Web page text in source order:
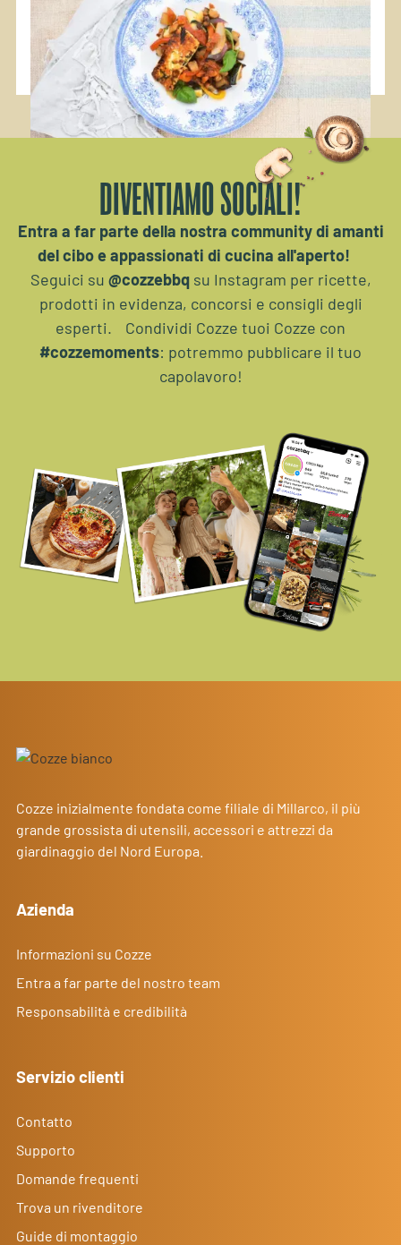
Ratatouille con Halloumi marinato
Una ricetta vivace e diversa.
DIVENTIAMO SOCIALI!
Entra a far parte della nostra community di amanti
del cibo e appassionati di cucina all'aperto!
Seguici su @cozzebbqsu Instagram per ricette,
prodotti in evidenza, concorsi e consigli degli
esperti. Condividi Cozze tuoi Cozze con
#cozzemoments: potremmo pubblicare il tuo
capolavoro!
Cozze inizialmente fondata come filiale di Millarco, il più
grande grossista di utensili, accessori e attrezzi da
giardinaggio del Nord Europa.
Azienda
Informazioni su Cozze
Entra a far parte del nostro team
Responsabilità e credibilità
Servizio clienti
Contatto
Supporto
Domande frequenti
Trova un rivenditore
Guide di montaggio